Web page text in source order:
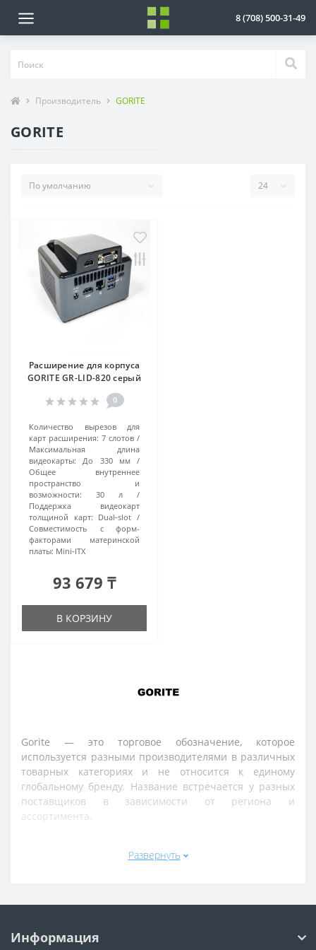
8 (708) 500-31-49
Производитель GORITE
GORITE
Расширение для корпуса
GORITE GR-LID-820 серый
0
Количество вырезов для
карт расширения: 7 слотов
Максимальная длина
видеокарты:
До 330 мм
Общее внутреннее
пространство и
возможности:
30 л
Поддержка видеокарт
толщиной карт: Dual‑slot
Совместимость с форм-
факторами материнской
платы: Mini‑ITX
93 679 ₸
В КОРЗИНУ
Gorite — это торговое обозначение, которое
используется разными производителями в различных
товарных категориях и не относится к единому
глобальному бренду. Название встречается у разных
поставщиков в зависимости от региона и
ассортимента.
дома, электроника, аксессуары, мелкая техника,
производителя и линейки.
повседневные задачи: простота использования,
Развернуть
Информация